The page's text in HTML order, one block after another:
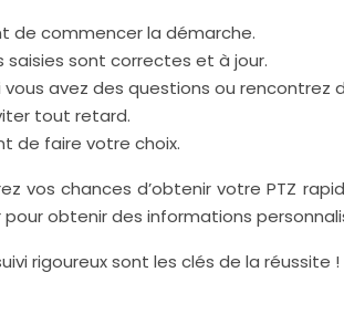
de commencer la démarche.
sont correctes et à jour.
avez des questions ou rencontrez
tout retard.
de faire votre choix.
chances d’obtenir votre PTZ
obtenir des informations
rigoureux sont les clés de la réussite !